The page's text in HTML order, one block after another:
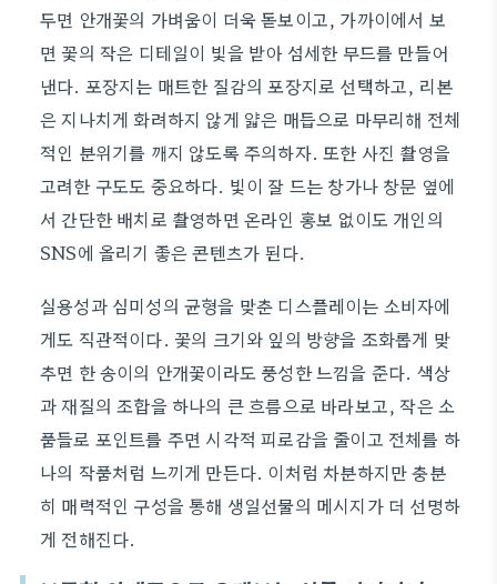
두면 안개꽃의 가벼움이 더욱 돋보이고, 가까이에서 보
면 꽃의 작은 디테일이 빛을 받아 섬세한 무드를 만들어
낸다. 포장지는 매트한 질감의 포장지로 선택하고, 리본
은 지나치게 화려하지 않게 얇은 매듭으로 마무리해 전체
적인 분위기를 깨지 않도록 주의하자. 또한 사진 촬영을
고려한 구도도 중요하다. 빛이 잘 드는 창가나 창문 옆에
서 간단한 배치로 촬영하면 온라인 홍보 없이도 개인의
SNS에 올리기 좋은 콘텐츠가 된다.
실용성과 심미성의 균형을 맞춘 디스플레이는 소비자에
게도 직관적이다. 꽃의 크기와 잎의 방향을 조화롭게 맞
추면 한 송이의 안개꽃이라도 풍성한 느낌을 준다. 색상
과 재질의 조합을 하나의 큰 흐름으로 바라보고, 작은 소
품들로 포인트를 주면 시각적 피로감을 줄이고 전체를 하
나의 작품처럼 느끼게 만든다. 이처럼 차분하지만 충분
히 매력적인 구성을 통해 생일선물의 메시지가 더 선명하
게 전해진다.